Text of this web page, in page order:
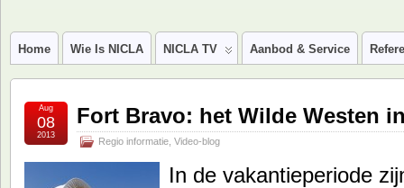
Home Wie Is NICLA NICLA TV Aanbod & Service
Fort Bravo: het Wilde Westen
Regio informatie Video-blog
Aug
08
2013
In de vakantieperiode